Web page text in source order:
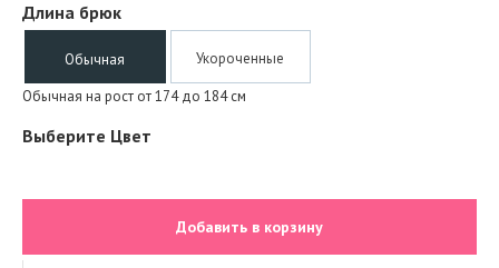
Длина брюк
Обычная
Укороченные
Обычная на рост от 174 до 184 см
Выберите Цвет
Добавить в корзину